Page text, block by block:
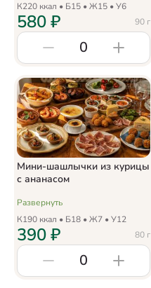
К220 ккал • Б15 • Ж15 • У6
90 г
580₽
0
Мини-шашлычки из курицы
с ананасом
Развернуть
К190 ккал • Б18 • Ж7 • У12
80 г
390₽
0